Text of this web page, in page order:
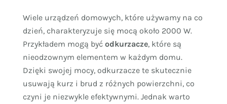
Wiele urządzeń domowych, które używamy na co
dzień, charakteryzuje się mocą około 2000 W.
Przykładem mogą być odkurzacze, które są
nieodzownym elementem w każdym domu.
Dzięki swojej mocy, odkurzacze te skutecznie
usuwają kurz i brud z różnych powierzchni, co
czyni je niezwykle efektywnymi. Jednak warto